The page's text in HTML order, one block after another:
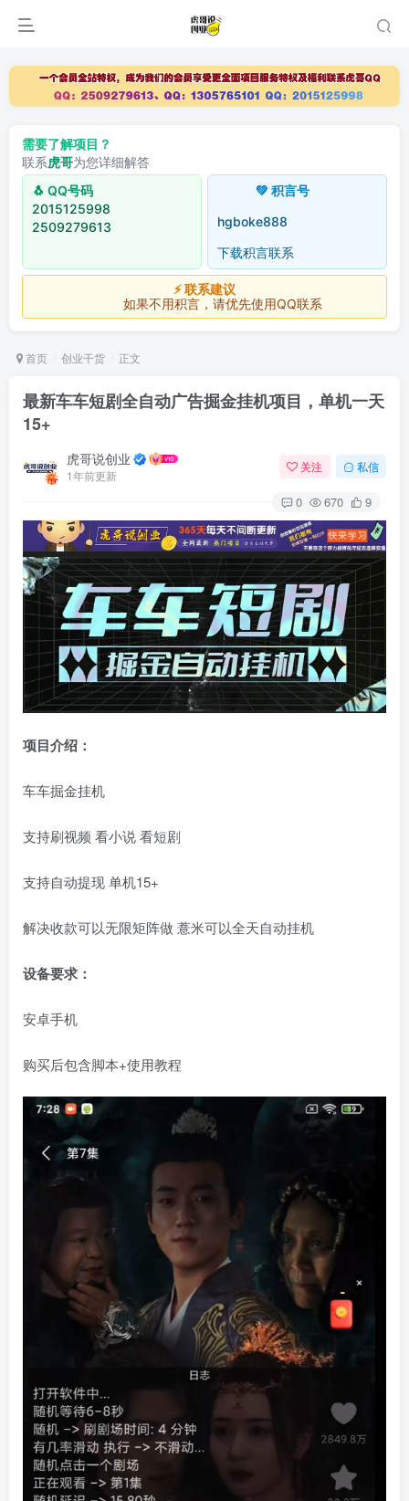
需要了解项目？
联系虎哥为您详细解答
🐧 QQ号码
2015125998
2509279613
💚 积言号
hgboke888
下载积言联系
⚡ 联系建议
如果不用积言，请优先使用QQ联系
首页 创业干货 正文
最新车车短剧全自动广告掘金挂机项目，单机一天
15+
虎哥说创业
1年前更新
关注 私信
0 670 9
项目介绍：
车车掘金挂机
支持刷视频 看小说 看短剧
支持自动提现 单机15+
解决收款可以无限矩阵做 薏米可以全天自动挂机
设备要求：
安卓手机
购买后包含脚本+使用教程